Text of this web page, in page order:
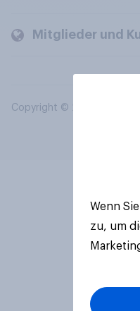
Mitglieder und
Copyright © 2026 YouGov
Wenn
zu, um